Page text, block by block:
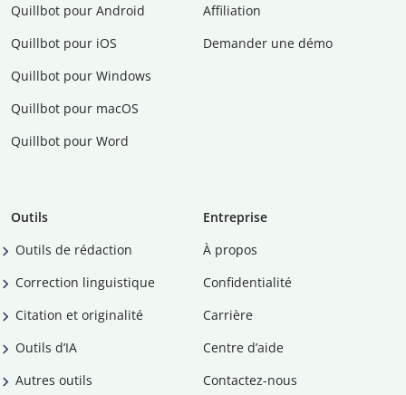
Quillbot pour Android
Quillbot pour iOS
Quillbot pour Windows
Quillbot pour macOS
Quillbot pour Word
Affiliation
Demander une démo
Outils
Outils de rédaction
Correction linguistique
Citation et originalité
Outils d’IA
Autres outils
Entreprise
À propos
Confidentialité
Carrière
Centre d’aide
Contactez-nous